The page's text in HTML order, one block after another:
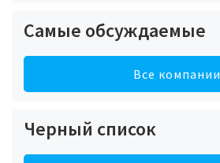
Самые обсуждаемые
Все компании
Черный список